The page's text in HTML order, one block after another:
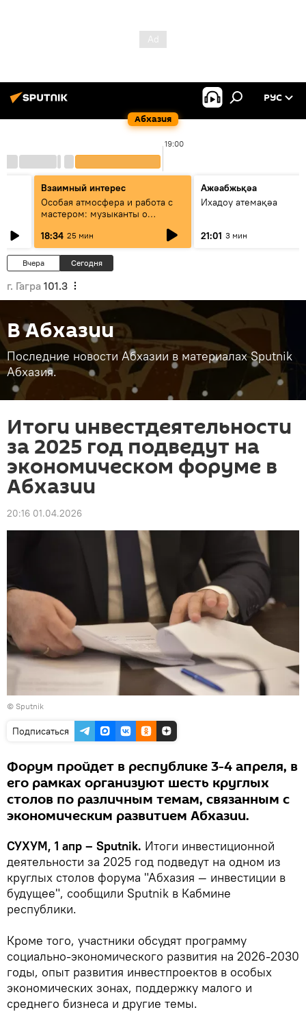
Абхазия
РУС
19:00
Взаимный интерес
Особая атмосфера и работа с
мастером: музыканты о
18:34 25 мин
Ажәабжьқәа
Ихадоу атемақәа
21:01 3 мин
Вчера Сегодня
г. Гагра 101.3
В Абхазии
Последние новости Абхазии в материалах Sputnik
Абхазия.
Итоги инвестдеятельности
за 2025 год подведут на
экономическом форуме в
Абхазии
20:16 01.04.2026
© Sputnik
Подписаться
Форум пройдет в республике 3-4 апреля, в
его рамках организуют шесть круглых
столов по различным темам, связанным с
экономическим развитием Абхазии.
СУХУМ, 1 апр – Sputnik. Итоги инвестиционной
деятельности за 2025 год подведут на одном из
круглых столов форума "Абхазия — инвестиции в
будущее", сообщили Sputnik в Кабмине
республики.
Кроме того, участники обсудят программу
социально-экономического развития на 2026-2030
годы, опыт развития инвестпроектов в особых
экономических зонах, поддержку малого и
среднего бизнеса и другие темы.